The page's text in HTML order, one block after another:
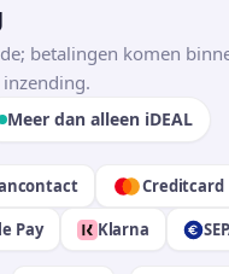
betalingen komen
Meer dan alleen iDEAL
Creditcard
Pay
Klarna